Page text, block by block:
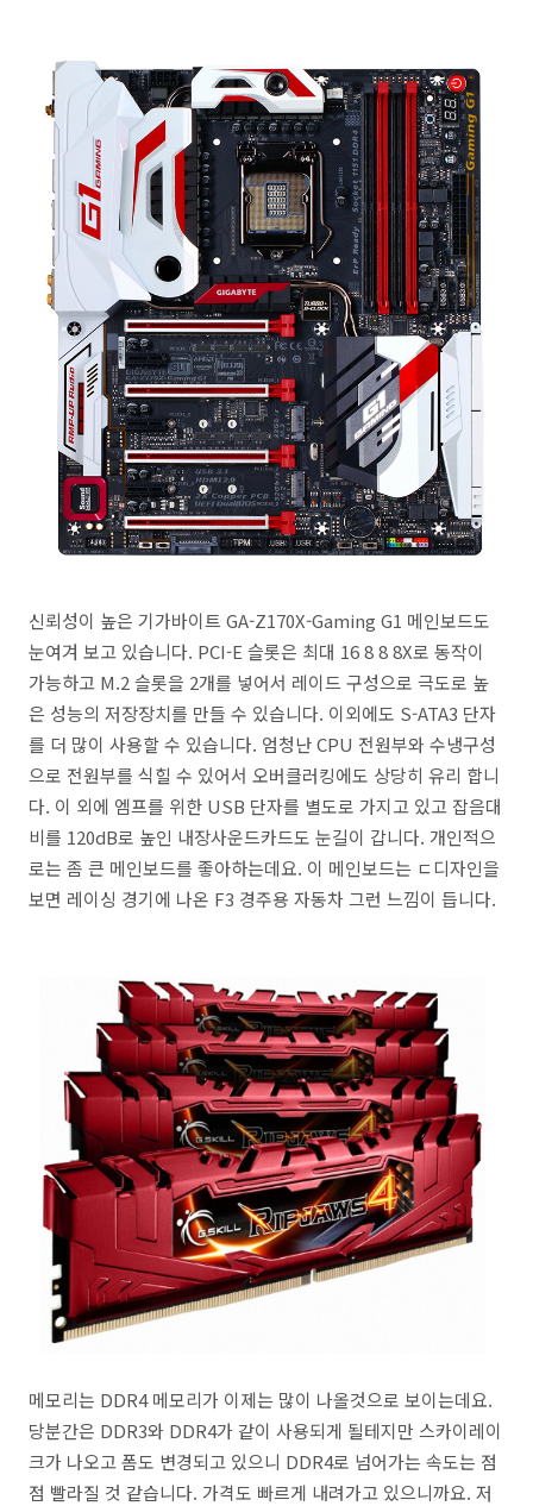
신뢰성이 높은 기가바이트 GA-Z170X-Gaming G1 메인보드도
눈여겨 보고 있습니다. PCI-E 슬롯은 최대 16 8 8 8X로 동작이
가능하고 M.2 슬롯을 2개를 넣어서 레이드 구성으로 극도로 높
은 성능의 저장장치를 만들 수 있습니다. 이외에도 S-ATA3 단자
를 더 많이 사용할 수 있습니다. 엄청난 CPU 전원부와 수냉구성
으로 전원부를 식힐 수 있어서 오버클러킹에도 상당히 유리 합니
다. 이 외에 엠프를 위한 USB 단자를 별도로 가지고 있고 잡음대
비를 120dB로 높인 내장사운드카드도 눈길이 갑니다. 개인적으
로는 좀 큰 메인보드를 좋아하는데요. 이 메인보드는 ㄷ디자인을
보면 레이싱 경기에 나온 F3 경주용 자동차 그런 느낌이 듭니다.
메모리는 DDR4 메모리가 이제는 많이 나올것으로 보이는데요.
당분간은 DDR3와 DDR4가 같이 사용되게 될테지만 스카이레이
크가 나오고 폼도 변경되고 있으니 DDR4로 넘어가는 속도는 점
점 빨라질 것 같습니다. 가격도 빠르게 내려가고 있으니까요. 저